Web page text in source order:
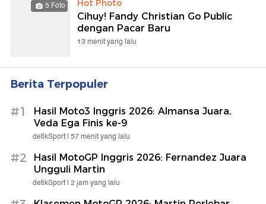
5 Foto Hot Photo
Cihuy! Fandy Christian Go Public
dengan Pacar Baru
13 menit yang lalu
Berita Terpopuler
#1
Hasil Moto3 Inggris 2026: Almansa Juara,
Veda Ega Finis ke-9
detikSport | 57 menit yang lalu
#2
Hasil MotoGP Inggris 2026: Fernandez Juara
Ungguli Martin
detikSport | 2 jam yang lalu